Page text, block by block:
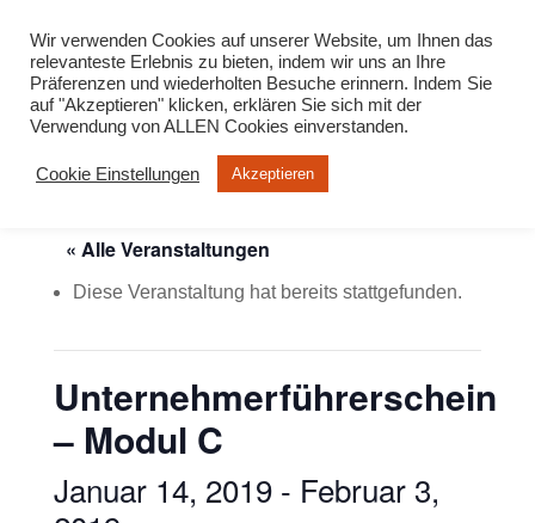
« Alle Veranstaltungen
Diese Veranstaltung hat bereits stattgefunden.
Unternehmerführerschein
– Modul C
Januar 14, 2019- Februar 3,
Wir verwenden Cookies auf unserer Website, um Ihnen das
relevanteste Erlebnis zu bieten, indem wir uns an Ihre
Präferenzen und wiederholten Besuche erinnern. Indem Sie
auf "Akzeptieren" klicken, erklären Sie sich mit der
Verwendung von ALLEN Cookies einverstanden.
Cookie Einstellungen Akzeptieren